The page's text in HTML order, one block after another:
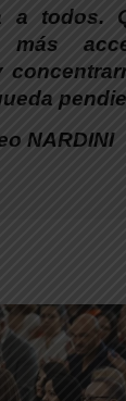
a todos.
NARDINI